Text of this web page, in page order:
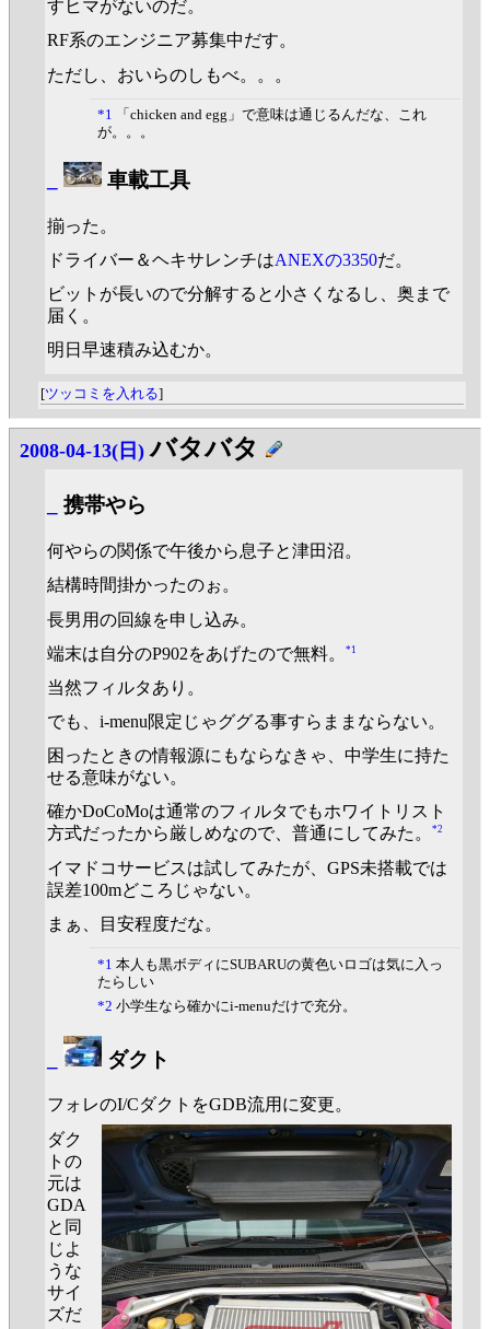
すヒマがないのだ。
RF系のエンジニア募集中だす。
ただし、おいらのしもべ。。。
*1 「chicken and egg」で意味は通じるんだな、これ
が。。。
車載工具
揃った。
ドライバー＆ヘキサレンチはANEXの3350だ。
ビットが長いので分解すると小さくなるし、奥まで
届く。
明日早速積み込むか。
[ツッコミを入れる]
2008-04-13(日) バタバタ
携帯やら
何やらの関係で午後から息子と津田沼。
結構時間掛かったのぉ。
長男用の回線を申し込み。
端末は自分のP902をあげたので無料。
*1
当然フィルタあり。
でも、i-menu限定じゃググる事すらままならない。
困ったときの情報源にもならなきゃ、中学生に持た
せる意味がない。
確かDoCoMoは通常のフィルタでもホワイトリスト
方式だったから厳しめなので、普通にしてみた。
*2
イマドコサービスは試してみたが、GPS未搭載では
誤差100mどころじゃない。
まぁ、目安程度だな。
*1 本人も黒ボディにSUBARUの黄色いロゴは気に入っ
たらしい
*2 小学生なら確かにi-menuだけで充分。
ダクト
フォレのI/CダクトをGDB流用に変更。
ダク
トの
元は
GDA
と同
じよ
うな
サイ
ズだ